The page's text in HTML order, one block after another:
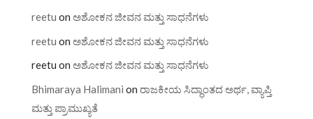
reetu on ಅಶೋಕನ ಜೀವನ ಮತ್ತು ಸಾಧನೆಗಳು
reetu on ಅಶೋಕನ ಜೀವನ ಮತ್ತು ಸಾಧನೆಗಳು
reetu on ಅಶೋಕನ ಜೀವನ ಮತ್ತು ಸಾಧನೆಗಳು
Bhimaraya Halimani on ರಾಜಕೀಯ ಸಿದ್ಧಾಂತದ ಅರ್ಥ, ವ್ಯಾಪ್ತಿ
ಮತ್ತು ಪ್ರಾಮುಖ್ಯತೆ